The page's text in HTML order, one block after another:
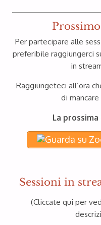
Per partecipare alle
preferibile raggiungerci
in
Raggiungeteci all’ora
di
La prossima
Sessioni in
(Cliccate qui per